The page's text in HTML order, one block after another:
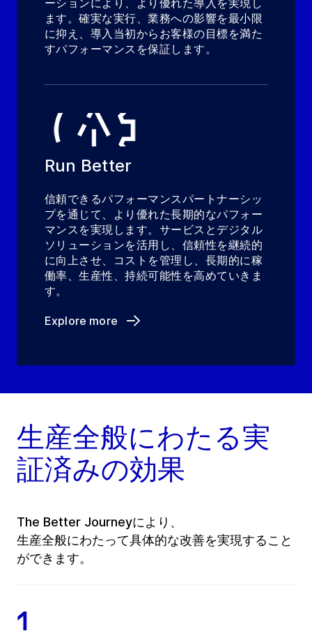
ーションにより、より優れた導入を実現し
ます。確実な実行、業務への影響を最小限
に抑え、導入当初からお客様の目標を満た
すパフォーマンスを保証します。
Run Better
信頼できるパフォーマンスパートナーシッ
プを通じて、より優れた長期的なパフォー
マンスを実現します。サービスとデジタル
ソリューションを活用し、信頼性を継続的
に向上させ、コストを管理し、長期的に稼
働率、生産性、持続可能性を高めていきま
す。
Explore more
生産全般にわたる実
証済みの効果
The Better Journeyにより、
生産全般にわたって具体的な改善を実現すること
ができます。
1